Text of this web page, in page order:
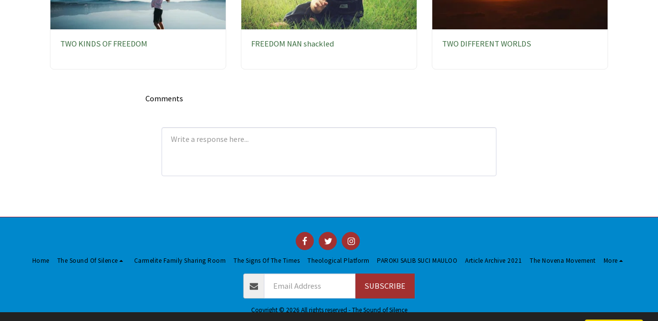
TWO KINDS OF FREEDOM FREEDOM NAN shackled TWO DIFFERENT WORLDS
Comments
Home The Sound Of Silence Carmelite Family Sharing Room The Signs Of The Times Theological Platform PAROKI SALIB SUCI MAULOO Article Archive 2021 The Novena Movement More
SUBSCRIBE
Copyright © 2026 All rights reserved -The Sound of Silence